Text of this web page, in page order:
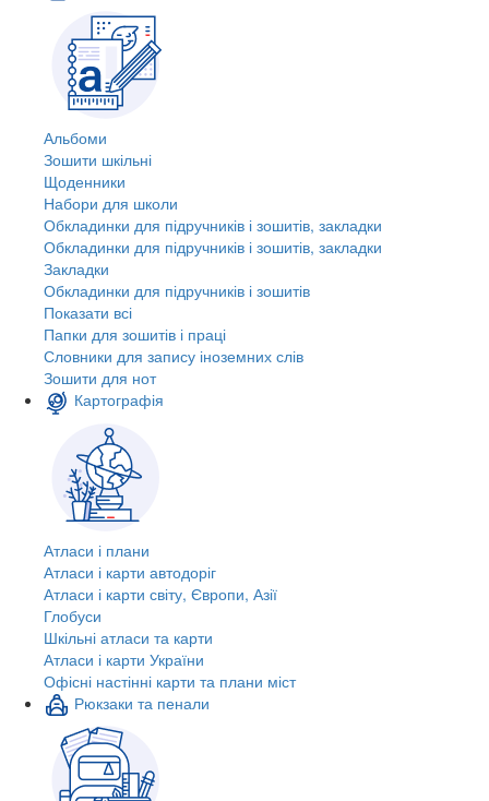
Альбоми
Зошити шкільні
Щоденники
Набори для школи
Обкладинки для підручників і зошитів, закладки
Обкладинки для підручників і зошитів, закладки
Закладки
Обкладинки для підручників і зошитів
Показати всі
Папки для зошитів і праці
Словники для запису іноземних слів
Зошити для нот
Картографія
Атласи і плани
Атласи і карти автодоріг
Атласи і карти світу, Європи, Азії
Глобуси
Шкільні атласи та карти
Атласи і карти України
Офісні настінні карти та плани міст
Рюкзаки та пенали